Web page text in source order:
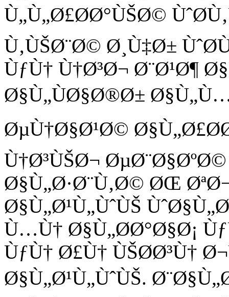
Ù„Ù„Ø£Ø­Ø°ÙŠØ©
Ù‚ÙŠØ¨Ø© Ø¸Ù‡Ø±
ÙƒÙ† Ù†Ø³Ø¬ Ø¨Ø¹Ø¶
Ø§Ù„ÙØ§Ø®Ø±
ØµÙ†Ø§Ø¹Ø©
Ù†Ø³ÙŠØ¬
Ø§Ù„Ø·Ø¨Ù‚Ø© ØŒ
Ø§Ù„Ø¹Ù„ÙˆÙŠ
Ù…Ù† Ø§Ù„Ø­Ø°Ø§Ø¡
ÙƒÙ† Ø£Ù† ÙŠØ­Ø³Ù†
Ø§Ù„Ø¹Ù„ÙˆÙŠ.